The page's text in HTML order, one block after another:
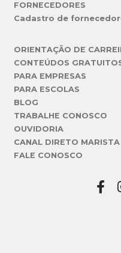
FORNECEDORES
Cadastro de
ORIENTAÇÃO DE
CONTEÚDOS
PARA EMPRESAS
PARA ESCOLAS
BLOG
TRABALHE CONOSCO
OUVIDORIA
CANAL DIRETO MARISTA
FALE CONOSCO